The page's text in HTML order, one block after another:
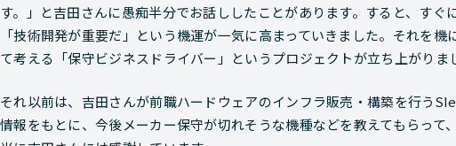
す。」と吉田さんに愚痴半分でお話ししたことがあります。すると、すぐ
「技術開発が重要だ」という機運が一気に高まっていきました。それを
て考える「保守ビジネスドライバー」というプロジェクトが立ち上がりま
それ以前は、吉田さんが前職ハードウェアのインフラ販売・構築を行う
情報をもとに、今後メーカー保守が切れそうな機種などを教えてもらって